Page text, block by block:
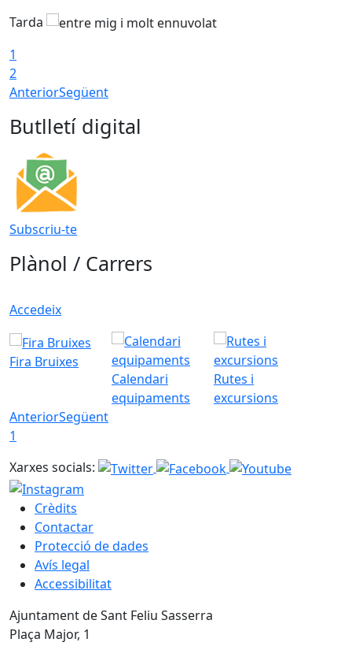
Tarda
1
2
AnteriorSegüent
Butlletí digital
Subscriu-te
Plànol / Carrers
Accedeix
Fira Bruixes
Calendari
equipaments
Rutes i
excursions
AnteriorSegüent
1
Xarxes socials:
Crèdits
Contactar
Protecció de dades
Avís legal
Accessibilitat
Ajuntament de Sant Feliu Sasserra
Plaça Major, 1